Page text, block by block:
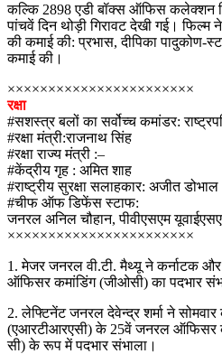
कल्कि 2898 एडी बॉक्स ऑफिस कलेक्शन
पांचवें दिन थोड़ी गिरावट देखी गई।
की कमाई की: प्रभास, दीपिका पादुकोण-
कमाई की।
×××××××××××××××××××××××
रक्षा
#सशस्त्र बलों का सर्वोच्च कमांडर:
#रक्षा मंत्री:राजनाथ सिंह
#रक्षा राज्य मंत्री :–
#केंद्रीय गृह : अमित शाह
#राष्ट्रीय सुरक्षा सलाहकार: अजीत डोभाल
#चीफ ऑफ डिफेंस स्टाफ:
जनरल अनिल चौहान, पीवीएसएम
×××××××××××××××××××××××
1. मेजर जनरल वी.टी. मैथ्यू ने कर्नाटक
ऑफिसर कमांडिंग (जीओसी) का पदभार
2. लेफ्टिनेंट जनरल देवेन्द्र शर्मा ने
(एआरटीआरएसी) के 25वें जनरल ऑफिसर
सी) के रूप में पदभार संभाला।